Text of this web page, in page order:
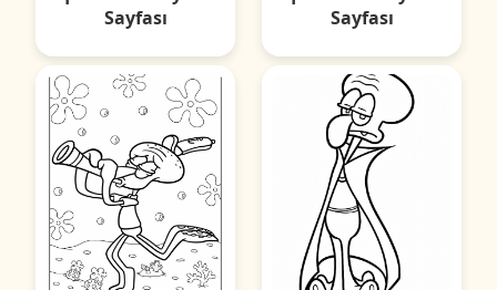
Sayfası
Sayfası